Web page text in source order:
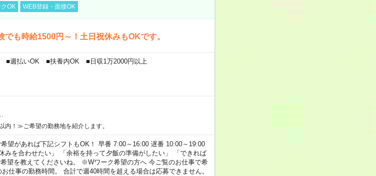
OK WEB登録・面接OK
も時給1500円～！土日祝休みもOKです。
■週払いOK ■扶養内OK ■日収1万2000円以上
内！≫ご希望の勤務地を紹介します。
望があれば下記シフトもOK！ 早番 7:00～16:00 遅番 10:00～19:00
みを合わせたい」 「余裕を持って夕飯の準備がしたい」 「できれば
望を教えてくださいね。 ※Wワーク希望の方へ 今ご覧のお仕事で希
仕事の勤務時間。 合計で週40時間を超える場合は応募できません。